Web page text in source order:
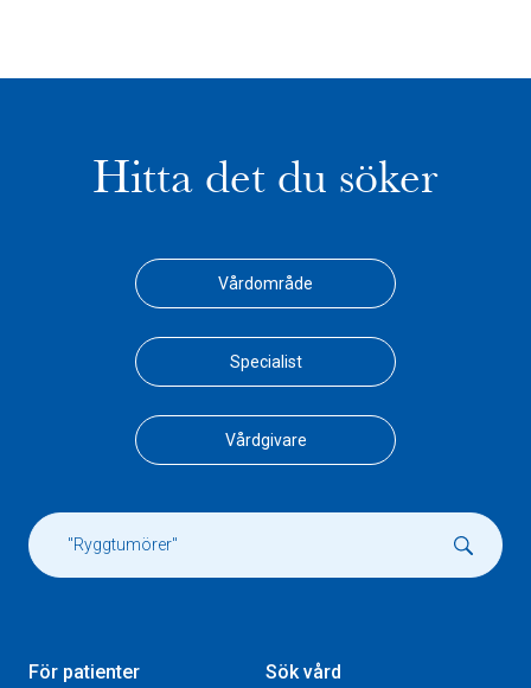
Hitta det du söker
Vårdområde
Specialist
Vårdgivare
För patienter
Sök vård